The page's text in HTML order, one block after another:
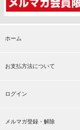
ホーム
お支払方法について
ログイン
メルマガ登録・解除